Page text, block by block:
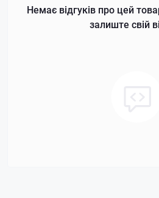
Немає відгуків про цей
залиште свій